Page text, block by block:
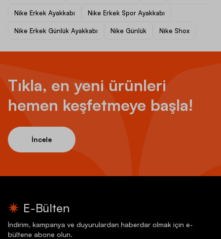
Nike Erkek Ayakkabı Nike Erkek Spor Ayakkabı
Nike Erkek Günlük Ayakkabı Nike Günlük Nike Shox
Tıkla, en yeni ürünleri
hemen keşfetmeye başla!
İncele
E-Bülten
İndirim, kampanya ve duyurulardan haberdar olmak için e-
bültene abone olun.